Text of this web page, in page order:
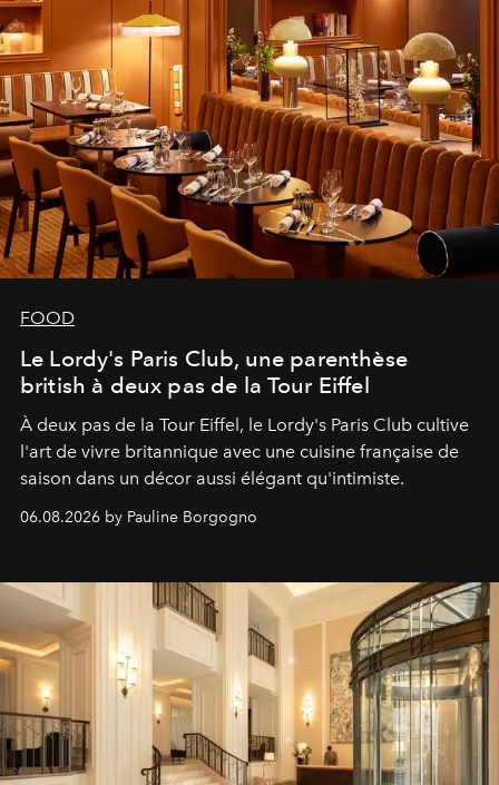
FOOD
Le Lordy's Paris Club, une parenthèse
british à deux pas de la Tour Eiffel
À deux pas de la Tour Eiffel, le Lordy's Paris Club cultive
l'art de vivre britannique avec une cuisine française de
saison dans un décor aussi élégant qu'intimiste.
06.08.2026 by Pauline Borgogno